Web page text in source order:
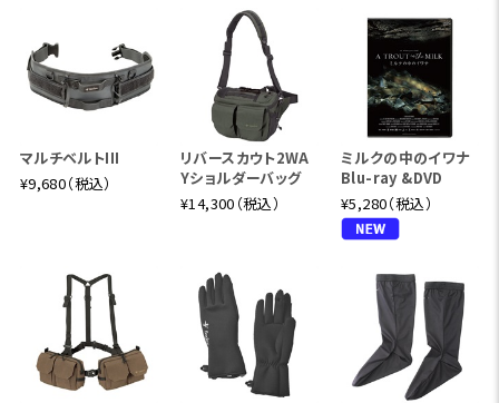
マルチベルトIII
¥9,680（税込）
リバースカウト2WA
Yショルダーバッグ
¥14,300（税込）
ミルクの中のイワナ
Blu-ray &DVD
¥5,280（税込）